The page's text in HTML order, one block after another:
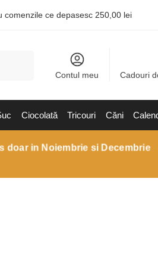
comenzile ce depasesc 250,00 lei
Contul meu Cadouri
Ciocolată Tricouri Căni
doar in Noiembrie si Decembrie